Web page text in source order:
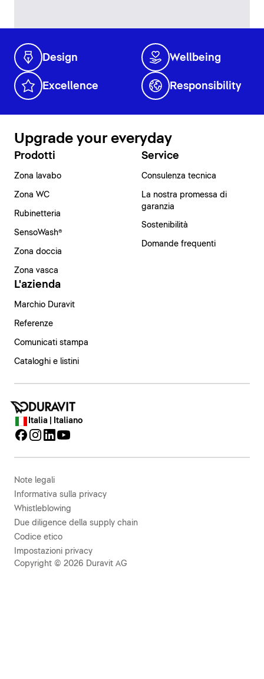
Design Wellbeing
Excellence Responsibility
Upgrade your everyday
Prodotti
Zona lavabo
Zona WC
Rubinetteria
SensoWash®
Zona doccia
Zona vasca
Service
Consulenza tecnica
La nostra promessa di
garanzia
Sostenibilità
Domande frequenti
L'azienda
Marchio Duravit
Referenze
Comunicati stampa
Cataloghi e listini
Italia | Italiano
Note legali
Informativa sulla privacy
Whistleblowing
Due diligence della supply chain
Codice etico
Impostazioni privacy
Copyright © 2026 Duravit AG